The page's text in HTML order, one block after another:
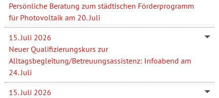
Persönliche Beratung zum städtischen Förderprogramm
für Photovoltaik am 20. Juli
15. Juli 2026
Neuer Qualifizierungskurs zur
Alltagsbegleitung/Betreuungsassistenz: Infoabend am
24. Juli
15. Juli 2026